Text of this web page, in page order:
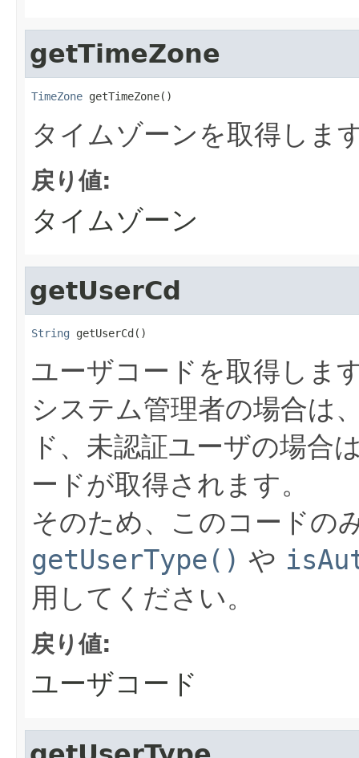
getTimeZone
TimeZone getTimeZone()
タイムゾーンを取得しま
戻り値:
タイムゾーン
getUserCd
String getUserCd()
ユーザコードを取得しま
システム管理者の場合は
ド、未認証ユーザの場合
ードが取得されます。
そのため、このコードの
getUserType() や
用してください。
戻り値:
ユーザコード